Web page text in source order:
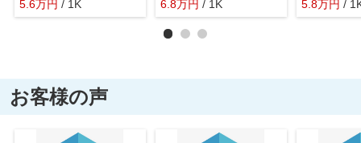
5.6万円 / 1K
6.8万円 / 1K 5.8万円 /
お客様の声